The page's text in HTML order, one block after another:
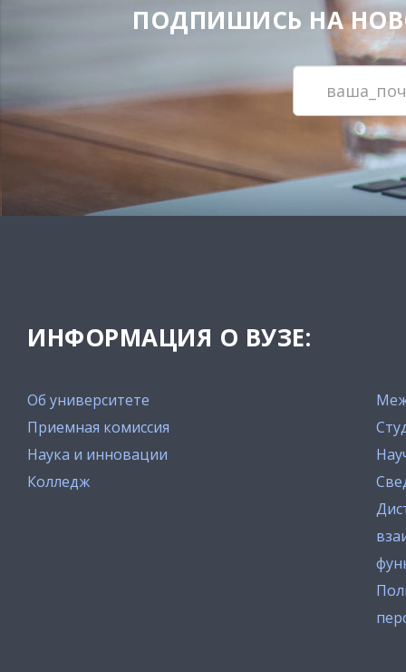
ПОДПИШИСЬ НА
ИНФОРМАЦИЯ О ВУЗЕ:
Об университете
Приемная комиссия
Наука и инновации
Колледж